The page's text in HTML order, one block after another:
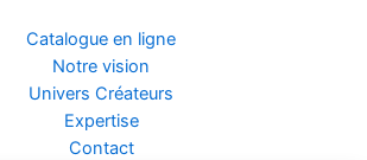
Catalogue en ligne
Notre vision
Univers Créateurs
Expertise
Contact